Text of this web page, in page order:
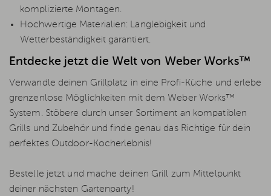
komplizierte Montagen.
Hochwertige Materialien: Langlebigkeit und
Wetterbeständigkeit garantiert.
Entdecke jetzt die Welt von Weber Works™
Verwandle deinen Grillplatz in eine Profi-Küche und erlebe
grenzenlose Möglichkeiten mit dem Weber Works™
System. Stöbere durch unser Sortiment an kompatiblen
Grills und Zubehör und finde genau das Richtige für dein
perfektes Outdoor-Kocherlebnis!
Bestelle jetzt und mache deinen Grill zum Mittelpunkt
deiner nächsten Gartenparty!